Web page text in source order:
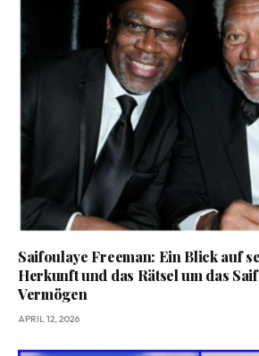
Saifoulaye Freeman: Ein Blick auf
Herkunft und das Rätsel um das
Vermögen
APRIL 12, 2026